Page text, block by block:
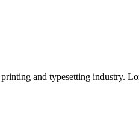
and typesetting industry.